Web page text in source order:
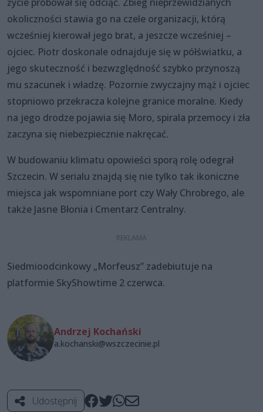
okoliczności stawia go na czele organizacji, którą
wcześniej kierował jego brat, a jeszcze wcześniej –
ojciec. Piotr doskonale odnajduje się w półświatku, a
jego skuteczność i bezwzględność szybko przynoszą
mu szacunek i władzę. Pozornie zwyczajny mąż i ojciec
stopniowo przekracza kolejne granice moralne. Kiedy
na jego drodze pojawia się Moro, spirala przemocy i zła
zaczyna się niebezpiecznie nakręcać.
W budowaniu klimatu opowieści sporą rolę odegrał
Szczecin. W serialu znajdą się nie tylko tak ikoniczne
miejsca jak wspomniane port czy Wały Chrobrego, ale
także Jasne Błonia i Cmentarz Centralny.
Siedmioodcinkowy „Morfeusz” zadebiutuje na
platformie SkyShowtime 2 czerwca.
Andrzej Kochański
a.kochanski@wszczecinie.pl
Udostępnij